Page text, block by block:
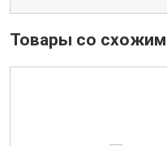
Товары со